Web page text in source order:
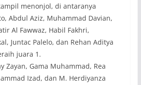
menonjol, di antaranya
Abdul Aziz, Muhammad Davian,
Al Fawwaz, Habil Fakhri,
Juntac Palelo, dan Rehan Aditya
juara 1.
Zayan, Gama Muhammad, Rea
Izad, dan M. Herdiyanza